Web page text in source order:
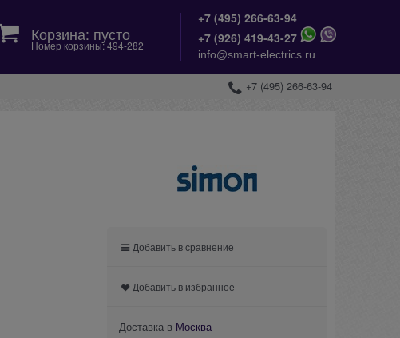
Корзина: пусто
Номер корзины: 494-282
+7 (495) 266-63-94
+7 (926) 419-43-27
info@smart-electrics.ru
+7 (495) 266-63-94
Добавить в сравнение
Добавить в избранное
Доставка в Москва